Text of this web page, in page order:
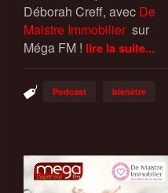
Déborah Creff, avec De
Maistre Immobilier sur
Méga FM ! lire la suite...
Podcast bienêtre